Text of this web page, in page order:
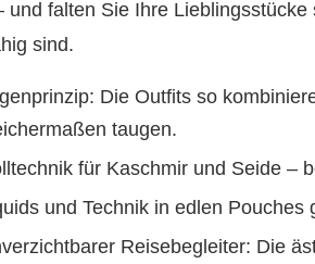
und falten Sie Ihre
sind.
Die Outfits so
taugen.
für Kaschmir und Seide –
und Technik in edlen Pouches
Reisebegleiter: Die